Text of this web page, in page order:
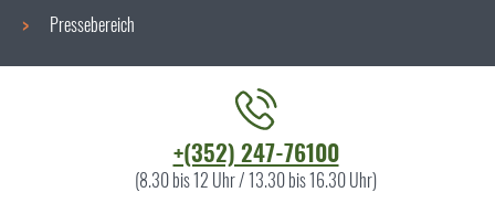
Pressebereich
+(352) 247-76100
(8.30 bis 12 Uhr / 13.30 bis 16.30 Uhr)